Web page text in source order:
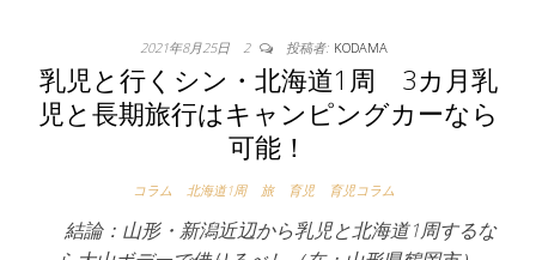
2021年8月25日 2 投稿者: KODAMA
乳児と行くシン・北海道1周 3カ月乳
児と長期旅行はキャンピングカーなら
可能！
コラム 北海道1周 旅 育児 育児コラム
結論：山形・新潟近辺から乳児と北海道1周するな